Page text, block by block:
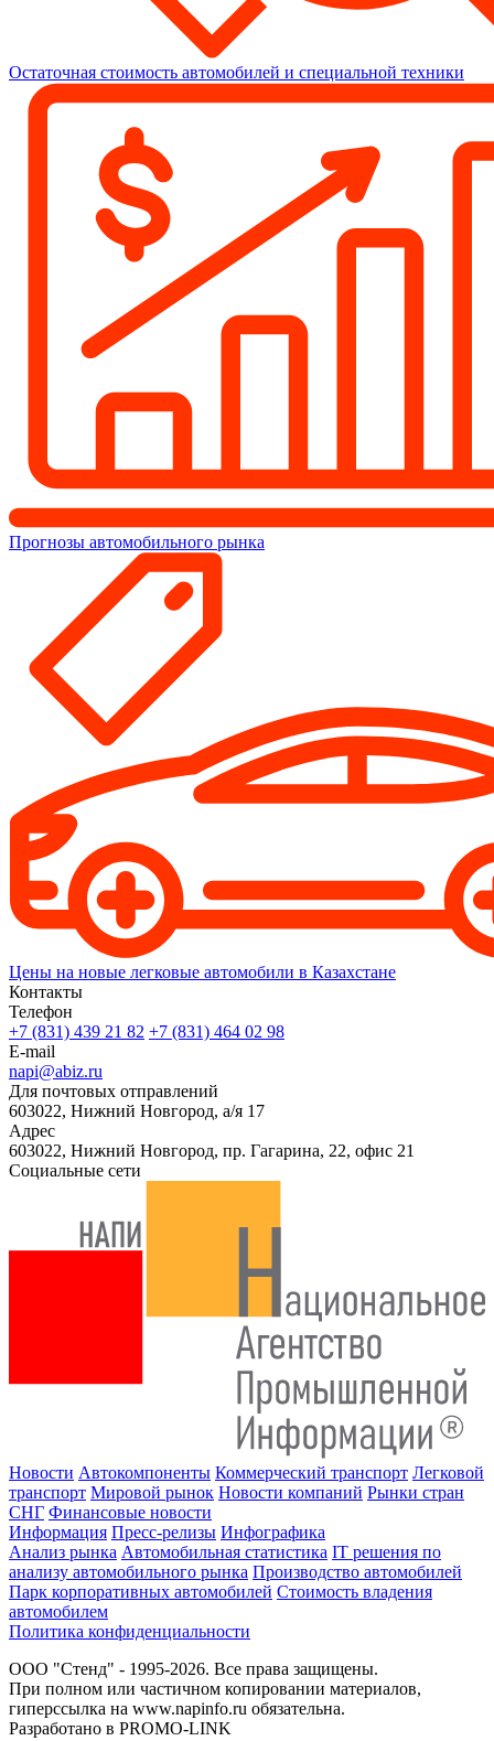
Остаточная стоимость автомобилей и специальной техники
Прогнозы автомобильного рынка
Цены на новые легковые автомобили в Казахстане
Контакты
Телефон
+7 (831) 439 21 82 +7 (831) 464 02 98
E-mail
napi@abiz.ru
Для почтовых отправлений
603022, Нижний Новгород, а/я 17
Адрес
603022, Нижний Новгород, пр. Гагарина, 22, офис 21
Социальные сети
Новости Автокомпоненты Коммерческий транспорт Легковой
транспорт Мировой рынок Новости компаний Рынки стран
СНГ Финансовые новости
Информация Пресс-релизы Инфографика
Анализ рынка Автомобильная статистика IT решения по
анализу автомобильного рынка Производство автомобилей
Парк корпоративных автомобилей Стоимость владения
автомобилем
Политика конфиденциальности
ООО "Стенд" - 1995-2026. Все права защищены.
При полном или частичном копировании материалов,
гиперссылка на www.napinfo.ru обязательна.
Разработано в PROMO-LINK